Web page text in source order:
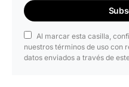
Al marcar esta casilla,
nuestros términos de uso con
datos enviados a través de